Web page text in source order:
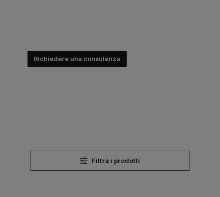
Richiedere una consulenza
Filtra i prodotti